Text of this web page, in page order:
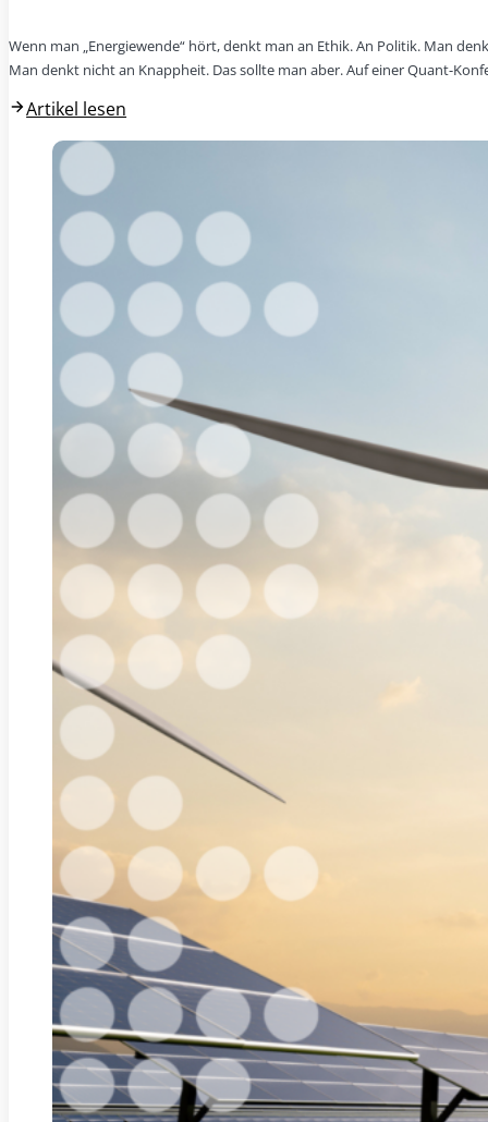
Wenn man „Energiewende“ hört, denkt man an Ethik. An Politik. Man
Man denkt nicht an Knappheit. Das sollte man aber. Auf einer Quant-
Artikel lesen